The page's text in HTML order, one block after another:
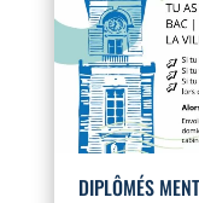
DIPLÔMÉS